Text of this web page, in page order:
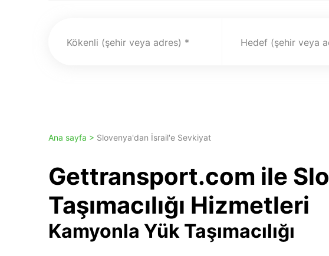
Kökenli (şehir veya adres) Hedef (şehir veya
Ana sayfa > Slovenya'dan İsrail'e Sevkiyat
Gettransport.com ile
Taşımacılığı Hizmetleri
Kamyonla Yük Taşımacılığı